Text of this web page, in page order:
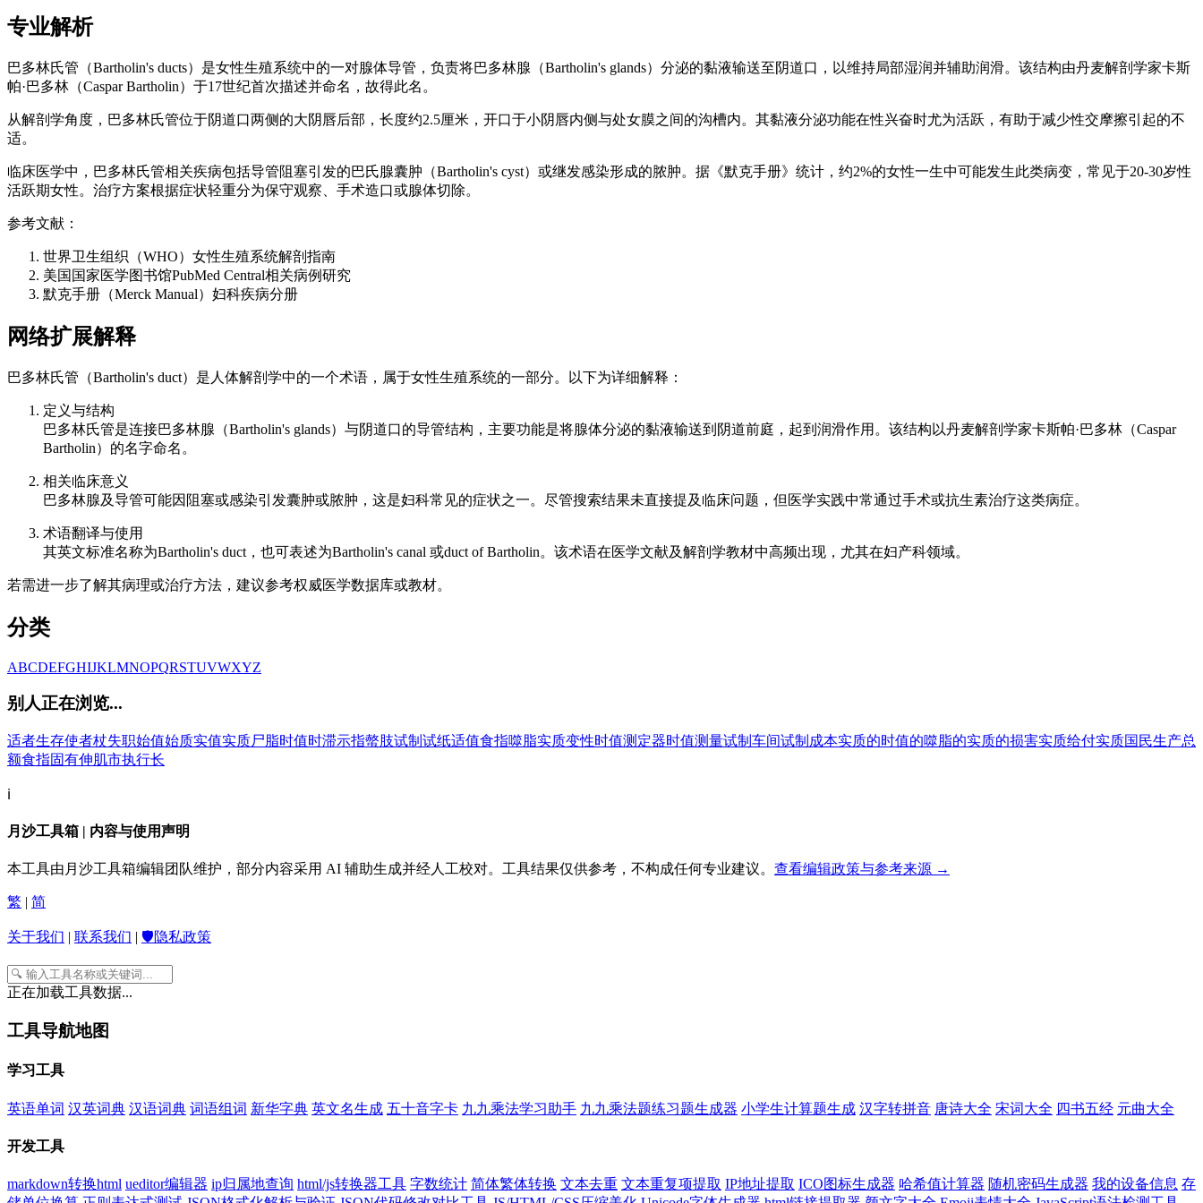
专业解析
巴多林氏管（Bartholin's ducts）是女性生殖系统中的一对腺体导管，负责将巴多林腺（Bartholin's glands）分泌的黏液输送至阴道口，以维持局部湿润并辅助润滑。该结构由丹麦解剖学家卡斯
帕·巴多林（Caspar Bartholin）于17世纪首次描述并命名，故得此名。
从解剖学角度，巴多林氏管位于阴道口两侧的大阴唇后部，长度约2.5厘米，开口于小阴唇内侧与处女膜之间的沟槽内。其黏液分泌功能在性兴奋时尤为活跃，有助于减少性交摩擦引起的不
适。
临床医学中，巴多林氏管相关疾病包括导管阻塞引发的巴氏腺囊肿（Bartholin's cyst）或继发感染形成的脓肿。据《默克手册》统计，约2%的女性一生中可能发生此类病变，常见于20-30岁性
活跃期女性。治疗方案根据症状轻重分为保守观察、手术造口或腺体切除。
参考文献：
世界卫生组织（WHO）女性生殖系统解剖指南
美国国家医学图书馆PubMed Central相关病例研究
默克手册（Merck Manual）妇科疾病分册
网络扩展解释
巴多林氏管（Bartholin's duct）是人体解剖学中的一个术语，属于女性生殖系统的一部分。以下为详细解释：
定义与结构
巴多林氏管是连接巴多林腺（Bartholin's glands）与阴道口的导管结构，主要功能是将腺体分泌的黏液输送到阴道前庭，起到润滑作用。该结构以丹麦解剖学家卡斯帕·巴多林（Caspar
Bartholin）的名字命名。
相关临床意义
巴多林腺及导管可能因阻塞或感染引发囊肿或脓肿，这是妇科常见的症状之一。尽管搜索结果未直接提及临床问题，但医学实践中常通过手术或抗生素治疗这类病症。
术语翻译与使用
其英文标准名称为Bartholin's duct，也可表述为Bartholin's canal 或duct of Bartholin。该术语在医学文献及解剖学教材中高频出现，尤其在妇产科领域。
若需进一步了解其病理或治疗方法，建议参考权威医学数据库或教材。
分类
ABCDEFGHIJKLMNOPQRSTUVWXYZ
别人正在浏览...
适者生存使者杖失职始值始质实值实质尸脂时值时滞示指螫肢试制 试纸适值食指噬脂实质变性时值测定器时值测量试制车间试制成本实质的时值的噬脂的实质的损害实质给付实质国民生产总
额食指固有伸肌市执行长
ℹ️
月沙工具箱 | 内容与使用声明
本工具由月沙工具箱编辑团队维护，部分内容采用 AI 辅助生成并经人工校对。工具结果仅供参考，不构成任何专业建议。 查看编辑政策与参考来源 →
繁 简
关于我们 联系我们 🛡️隐私政策
正在加载工具数据...
工具导航地图
学习工具
英语单词 汉英词典 汉语词典 词语组词 新华字典 英文名生成 五十音字卡 九九乘法学习助手 九九乘法题练习题生成器 小学生计算题生成 汉字转拼音 唐诗大全 宋词大全 四书五经 元曲大全
开发工具
markdown转换html ueditor编辑器 ip归属地查询 html/js转换器工具 字数统计 简体繁体转换 文本去重 文本重复项提取 IP地址提取 ICO图标生成器 哈希值计算器 随机密码生成器 我的设备信息 存